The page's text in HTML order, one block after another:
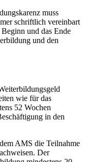
muss
schriftlich vereinbart
und das Ende
und den
wie für das
52 Wochen
in den
AMS die Teilnahme
Der